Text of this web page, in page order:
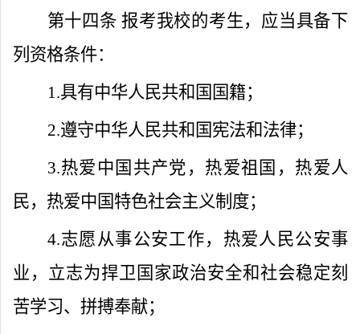
第十四条 报考我校的考生，应当具备下
列资格条件：
1.具有中华人民共和国国籍；
2.遵守中华人民共和国宪法和法律；
3.热爱中国共产党，热爱祖国，热爱人
民，热爱中国特色社会主义制度；
4.志愿从事公安工作，热爱人民公安事
业，立志为捍卫国家政治安全和社会稳定刻
苦学习、拼搏奉献；